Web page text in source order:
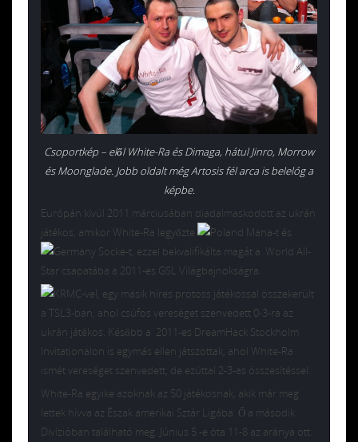
Csoportkép – elől White-Ra és Dimaga, hátul Jinro, Morrow
és Moonglade. Jobb oldalt még Artosis fél arca is belelóg a
képbe.
Európán kívül 2011 márciusában diadalmaskodott az ukrán
játékos, amikor White-Ra legyőzte
Mana-t és
Socke-t, ezzel bekvalifikálta magát a World All-
Star csapatába a 2011-es GSL Világbajnokságra.
MC-vel, egy másik híres protoss játékossal összekerült
a TSL3-ban, ahol csúfos vereséget szenvedett 0-3-ra az
ukrán játékos. Később a 2011-es DreamHack Stockholm
Invitationalon is egymás ellen játszottak, ahol White-Ra
ismét vereséget szenvedett, de ezúttal 2-3-as összesítéssel.
White-Ra egyike azoknak az 50 játékosnak, akik már meg
lettek hívva az Észak amerikai Sztár Ligába. Ő a második
Divízióban található meg. Június 5.-e óta 11-8 az aránya ott.